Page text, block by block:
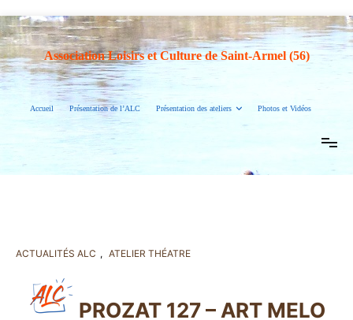
Association Loisirs et Culture de Saint-Armel (56)
Accueil Présentation de l’ALC Présentation des ateliers Photos et Vidéos
ACTUALITÉS ALC , ATELIER THÉATRE
PROZAT 127 – ART MELO